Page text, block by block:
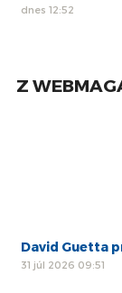
dnes 12:52
Z
David Guetta
31 júl 2026 09:51